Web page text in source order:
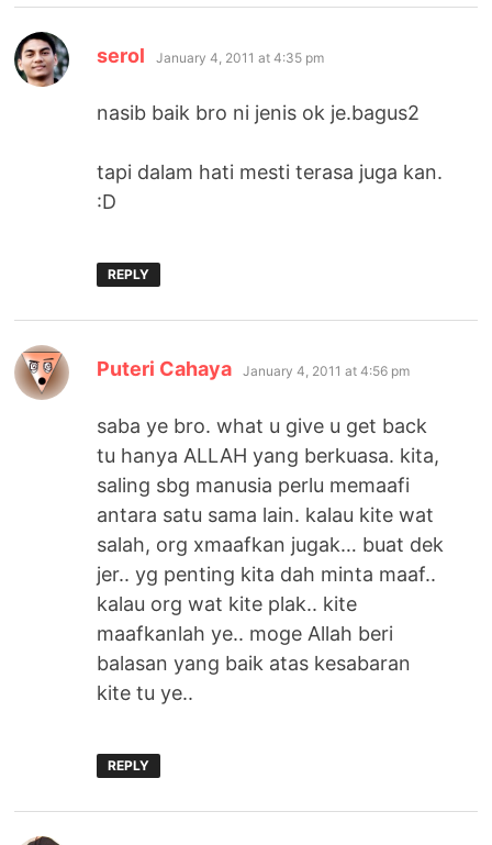
serol says:
January 4, 2011 at 4:35 pm
nasib baik bro ni jenis ok je.bagus2
tapi dalam hati mesti terasa juga kan.
:D
REPLY
Puteri Cahaya says:
January 4, 2011 at 4:56 pm
saba ye bro. what u give u get back
tu hanya ALLAH yang berkuasa. kita,
saling sbg manusia perlu memaafi
antara satu sama lain. kalau kite wat
salah, org xmaafkan jugak… buat dek
jer.. yg penting kita dah minta maaf..
kalau org wat kite plak.. kite
maafkanlah ye.. moge Allah beri
balasan yang baik atas kesabaran
kite tu ye..
REPLY